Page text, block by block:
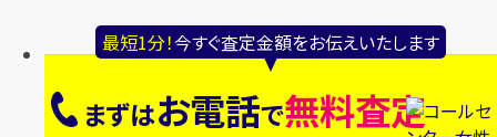
最短1分！今すぐ査定金額をお伝えいたします
まずはお電話で無料査定